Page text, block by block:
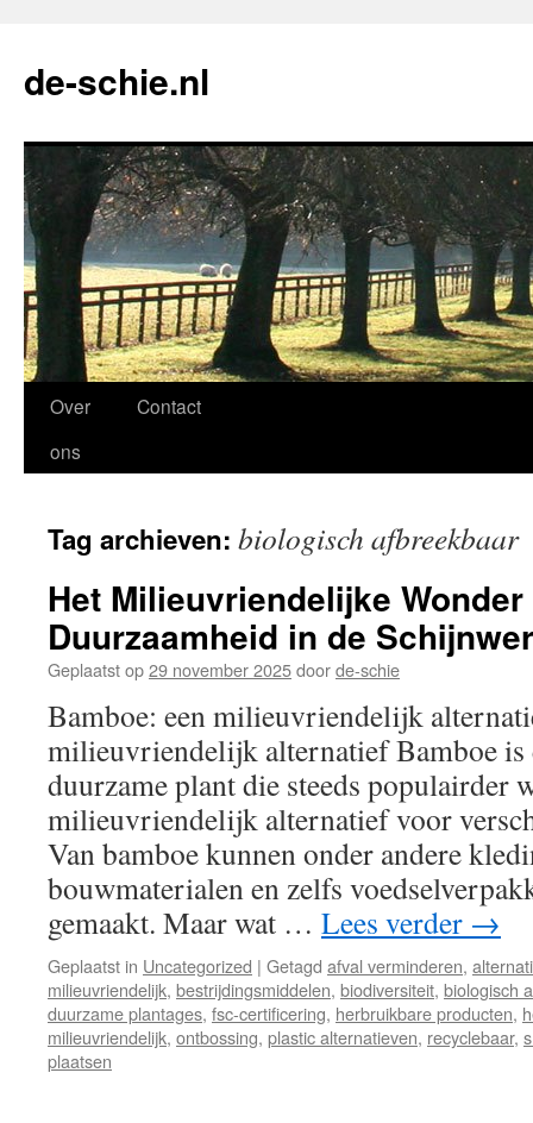
de-schie.nl
Spring
naar
inhoud
Over
ons
Contact
Tag archieven: biologisch afbreekbaar
Het Milieuvriendelijke
Duurzaamheid in de
Geplaatst op29 november 2025doorde-schie
Bamboe: een milieuvriendelijk
milieuvriendelijk alternatief Bamboe is
duurzame plant die steeds populairder
milieuvriendelijk alternatief voor
Van bamboe kunnen onder andere
bouwmaterialen en zelfs
gemaakt. Maar wat … Lees verder →
Geplaatst in Uncategorized | Getagd afval verminderen,
milieuvriendelijk, bestrijdingsmiddelen, biodiversiteit, biologisch
duurzame plantages, fsc-certificering, herbruikbare producten,
milieuvriendelijk, ontbossing, plastic alternatieven, recyclebaar,
plaatsen